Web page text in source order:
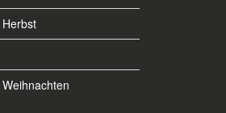
Herbst
Weihnachten